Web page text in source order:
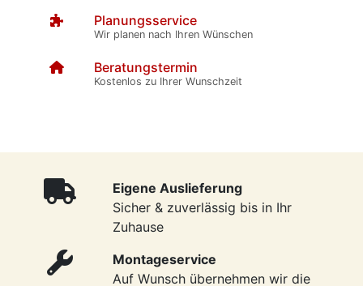
Planungsservice
Wir planen nach Ihren Wünschen
Beratungstermin
Kostenlos zu Ihrer Wunschzeit
Eigene Auslieferung
Sicher & zuverlässig bis in Ihr
Zuhause
Montageservice
Auf Wunsch übernehmen wir die